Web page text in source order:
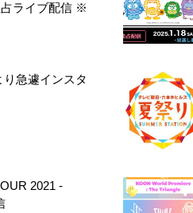
ライブ配信 ※
急遽インスタ
2021 -